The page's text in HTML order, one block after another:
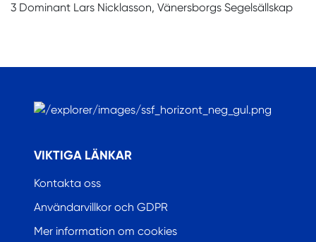
3 Dominant Lars Nicklasson, Vänersborgs Segelsällskap
VIKTIGA LÄNKAR
Kontakta oss
Användarvillkor och GDPR
Mer information om cookies